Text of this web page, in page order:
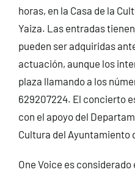
horas, en la Casa de la
Yaiza. Las entradas
pueden ser adquiridas
actuación, aunque los
plaza llamando a los
629207224. El concierto
con el apoyo del
Cultura del Ayuntamiento
One Voice es